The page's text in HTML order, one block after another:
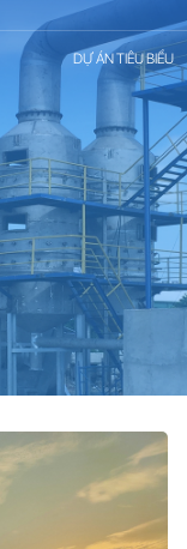
DỰ ÁN TIÊU BIỂU